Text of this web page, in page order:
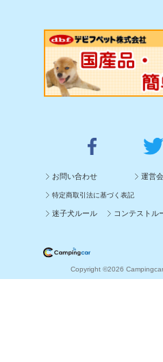
お問い合わせ 運営
特定商取引法に基づく表記
迷子犬ルール コンテストル
Copyright ©2026